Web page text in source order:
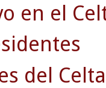
en el
del